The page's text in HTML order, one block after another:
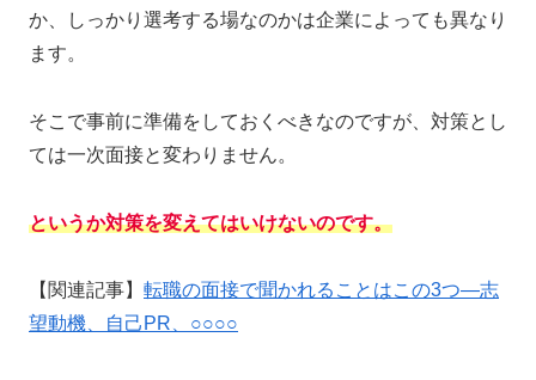
か、しっかり選考する場なのかは企業によっても異なり
ます。
そこで事前に準備をしておくべきなのですが、対策とし
ては一次面接と変わりません。
というか対策を変えてはいけないのです。
【関連記事】 転職の面接で聞かれることはこの3つ—志
望動機、自己PR、○○○○